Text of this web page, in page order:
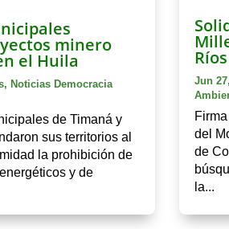
minero
el Huila
, Noticias Democracia
de Timaná y
sus territorios al
la prohibición de
y de
Jun
del
de
la...